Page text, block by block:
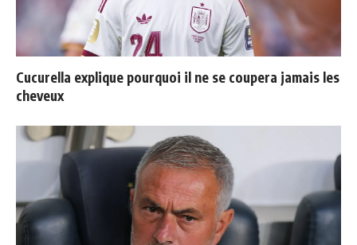
Cucurella explique pourquoi il ne se coupera jamais les
cheveux